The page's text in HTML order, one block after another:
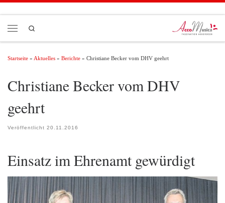
Zum Inhalt springen
Startseite » Aktuelles » Berichte » Christiane Becker vom DHV geehrt
Christiane Becker vom DHV
geehrt
Veröffentlicht 20.11.2016
Einsatz im Ehrenamt gewürdigt